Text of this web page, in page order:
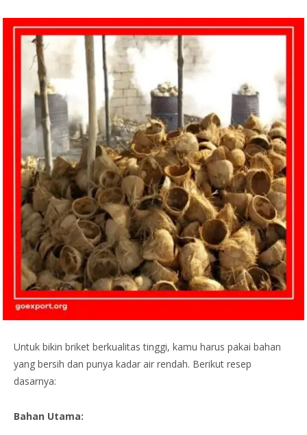
Untuk bikin briket berkualitas tinggi, kamu harus pakai bahan
yang bersih dan punya kadar air rendah. Berikut resep
dasarnya:
Bahan Utama: